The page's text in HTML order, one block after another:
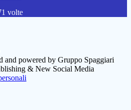
volte
and powered by Gruppo Spaggiari
& New Social Media